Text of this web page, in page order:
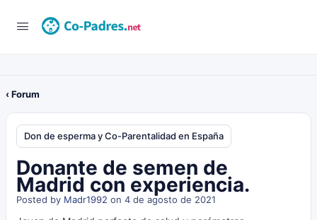
‹ Forum
Don de esperma y Co-Parentalidad en España
Donante de semen de
Madrid con experiencia.
Posted by Madr1992 on 4 de agosto de 2021